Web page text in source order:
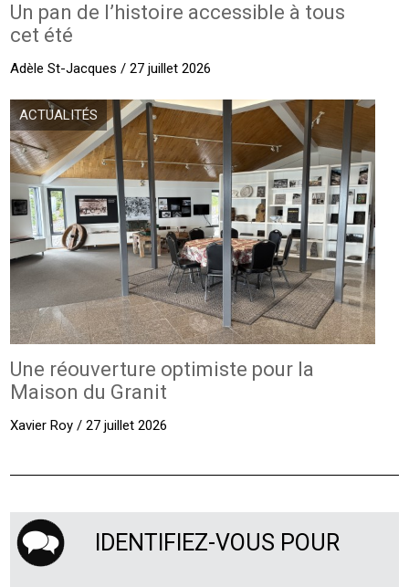
Un pan de l’histoire accessible à tous
cet été
Adèle St-Jacques / 27 juillet 2026
ACTUALITÉS
Une réouverture optimiste pour la
Maison du Granit
Xavier Roy / 27 juillet 2026
IDENTIFIEZ-VOUS POUR